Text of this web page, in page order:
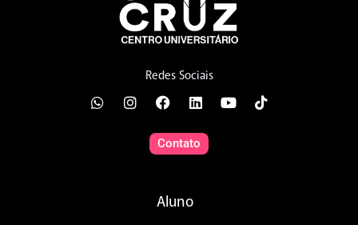
Redes Sociais
Contato
Aluno